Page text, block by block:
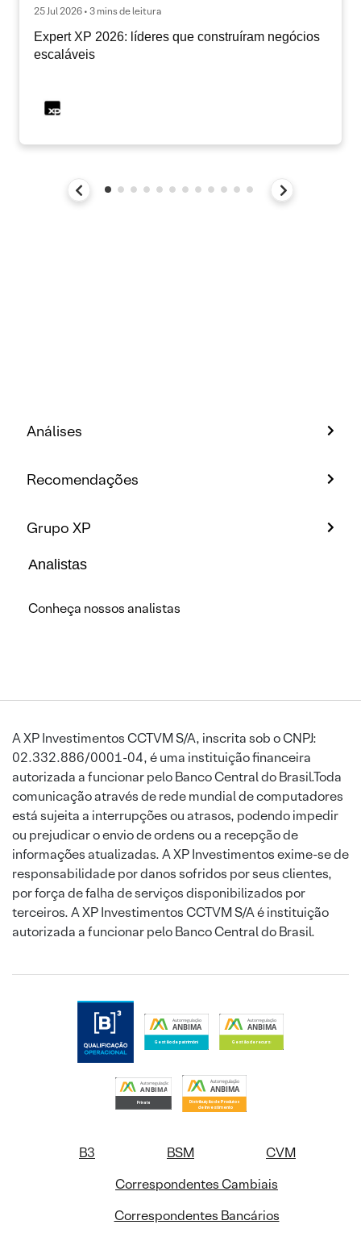
25 Jul 2026 • 3 mins de leitura
Expert XP 2026: líderes que construíram negócios
escaláveis
Análises
Recomendações
Grupo XP
Analistas
Conheça nossos analistas
A XP Investimentos CCTVM S/A, inscrita sob o CNPJ:
02.332.886/0001-04, é uma instituição financeira
autorizada a funcionar pelo Banco Central do Brasil.Toda
comunicação através de rede mundial de computadores
está sujeita a interrupções ou atrasos, podendo impedir
ou prejudicar o envio de ordens ou a recepção de
informações atualizadas. A XP Investimentos exime-se de
responsabilidade por danos sofridos por seus clientes,
por força de falha de serviços disponibilizados por
terceiros. A XP Investimentos CCTVM S/A é instituição
autorizada a funcionar pelo Banco Central do Brasil.
B3 BSM
CVM
Correspondentes Cambiais
Correspondentes Bancários